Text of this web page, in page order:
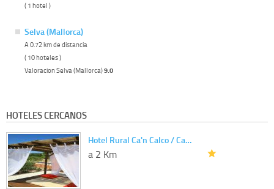
( 1 hotel )
Selva (Mallorca)
A 0.72 km de distancia
( 10 hoteles )
Valoracion Selva (Mallorca)9.0
HOTELES CERCANOS
Hotel Rural Ca'n Calco / Ca…
a 2 Km